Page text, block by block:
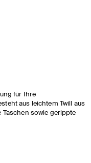
für Ihre
aus leichtem Twill aus
Taschen sowie gerippte